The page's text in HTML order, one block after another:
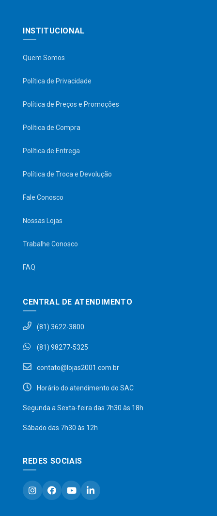
INSTITUCIONAL
Quem Somos
Política de Privacidade
Política de Preços e Promoções
Política de Compra
Política de Entrega
Política de Troca e Devolução
Fale Conosco
Nossas Lojas
Trabalhe Conosco
FAQ
CENTRAL DE ATENDIMENTO
(81) 3622-3800
(81) 98277-5325
contato@lojas2001.com.br
Horário do atendimento do SAC
Segunda a Sexta-feira das 7h30 às 18h
Sábado das 7h30 às 12h
REDES SOCIAIS